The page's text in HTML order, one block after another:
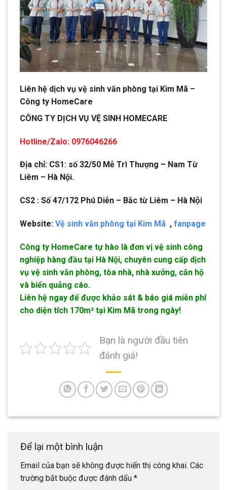
Liên hệ dịch vụ vệ sinh văn phòng tại Kim Mã –
Công ty HomeCare
CÔNG TY DỊCH VỤ VỆ SINH HOMECARE
Hotline/Zalo: 0976046266
Địa chỉ: CS1: số 32/50 Mễ Trì Thượng – Nam Từ
Liêm – Hà Nội.
CS2 : Số 47/172 Phú Diễn – Bắc từ Liêm – Hà Nội
Website: Vệ sinh văn phòng tại Kim Mã , fanpage
Công ty HomeCare tự hào là đơn vị vệ sinh công
nghiệp hàng đầu tại Hà Nội, chuyên cung cấp dịch
vụ vệ sinh văn phòng, tòa nhà, nhà xưởng, căn hộ
và biển quảng cáo.
Liên hệ ngay để được khảo sát & báo giá miễn phí
cho diện tích 170m² tại Kim Mã trong ngày!
Bạn là người đầu tiên
đánh giá!
Để lại một bình luận
Email của bạn sẽ không được hiển thị công khai. Các
trường bắt buộc được đánh dấu *